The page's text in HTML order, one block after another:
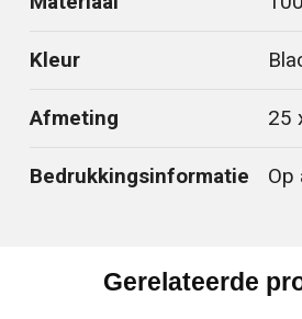
Kleur
Afmeting 25
Bedrukkingsinformatie Op
Gerelateerde